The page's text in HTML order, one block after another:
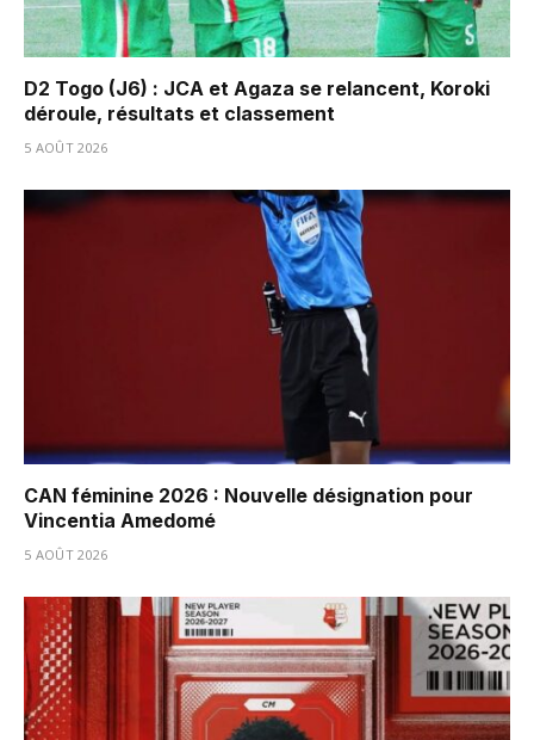
D2 Togo (J6) : JCA et Agaza se relancent, Koroki
déroule, résultats et classement
5 AOÛT 2026
CAN féminine 2026 : Nouvelle désignation pour
Vincentia Amedomé
5 AOÛT 2026